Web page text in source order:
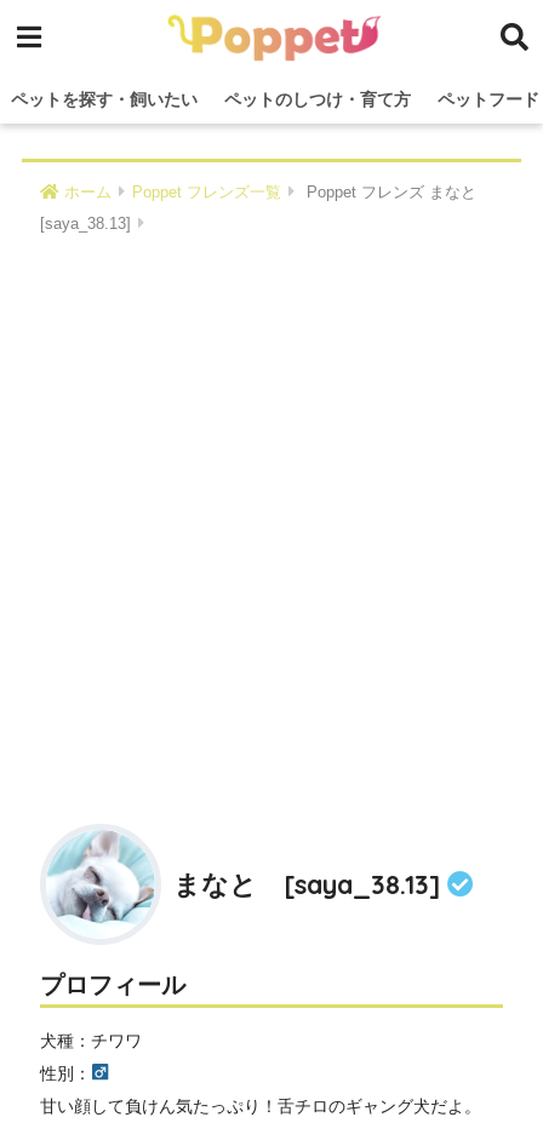
ペットを探す・飼いたい ペットのしつけ・育て方 ペットフー
ホーム Poppet フレンズ一覧
Poppet フレンズ まなと
[saya_38.13]
まなと [saya_38.13]
プロフィール
犬種：チワワ
性別：
甘い顔して負けん気たっぷり！舌チロのギャング犬だよ。